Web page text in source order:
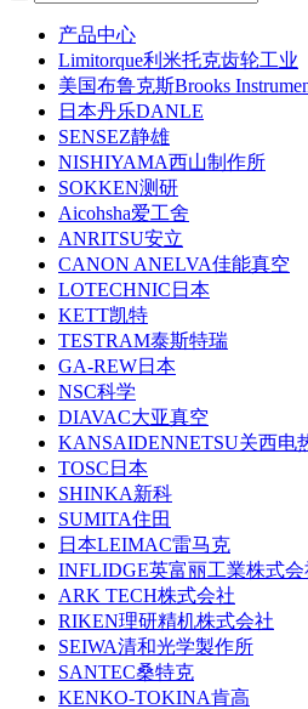
产品中心
Limitorque利米托克齿轮工业
美国布鲁克斯Brooks
日本丹乐DANLE
SENSEZ静雄
NISHIYAMA西山制作所
SOKKEN测研
Aicohsha爱工舍
ANRITSU安立
CANON ANELVA佳能真空
LOTECHNIC日本
KETT凯特
TESTRAM泰斯特瑞
GA-REW日本
NSC科学
DIAVAC大亚真空
KANSAIDENNETSU关西电
TOSC日本
SHINKA新科
SUMITA住田
日本LEIMAC雷马克
INFLIDGE英富丽工業株式会
ARK TECH株式会社
RIKEN理研精机株式会社
SEIWA清和光学製作所
SANTEC桑特克
KENKO-TOKINA肯高